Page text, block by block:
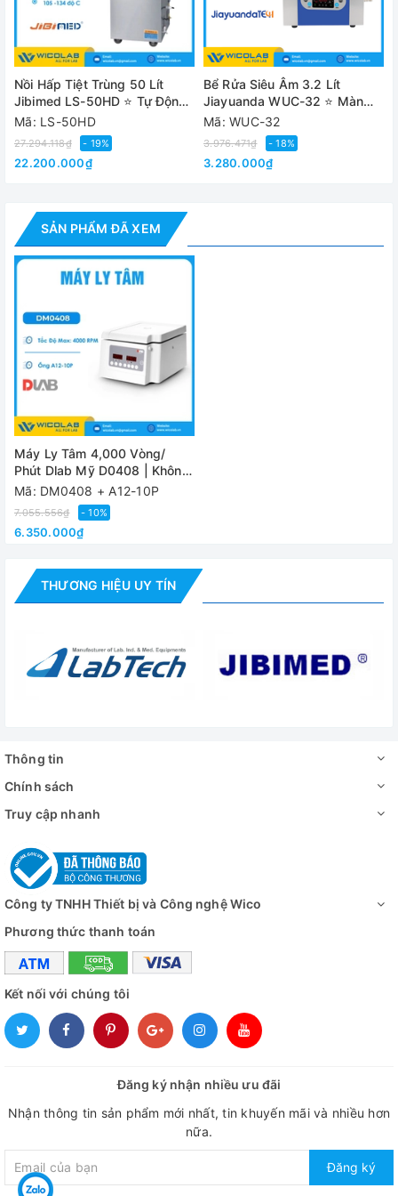
tốc độ
Rotor (lựa chọn
khi đặt hàng)
Rotor góc 12
Cài đặt thời
gian
Động cơ
Tăng tốc
/ Giảm tốc
Kích thước
[D×W×H]
Độ ồn
Video - Hình ảnh
Thực tế Máy Ly Tâm 4,000 Vòng/ Phút Dlab Mỹ D0408
Nồi Hấp Tiệt Trùng 50 Lít
Jibimed LS-50HD ⭐ Tự Động
Hoàn Toàn
Mã: LS-50HD
27.294.118₫ - 19%
22.200.000₫
Bể Rửa Siêu Âm 3.2 Lít
Jiayuanda WUC-32 ⭐ Màn
Hình LCD
Mã: WUC-32
3.976.471₫ - 18%
3.280.000₫
SẢN PHẨM ĐÃ XEM
Máy Ly Tâm 4,000 Vòng/
Phút Dlab Mỹ D0408 | Không
chổi than
Mã: DM0408 + A12-10P
7.055.556₫ - 10%
6.350.000₫
THƯƠNG HIỆU UY TÍN
Thông tin
Chính sách
Truy cập nhanh
Công ty TNHH Thiết bị và Công nghệ Wico
Phương thức thanh toán
Kết nối với chúng tôi
Đăng ký nhận nhiều ưu đãi
Nhận thông tin sản phẩm mới nhất, tin khuyến mãi và nhiều hơn
nữa.
Đăng ký